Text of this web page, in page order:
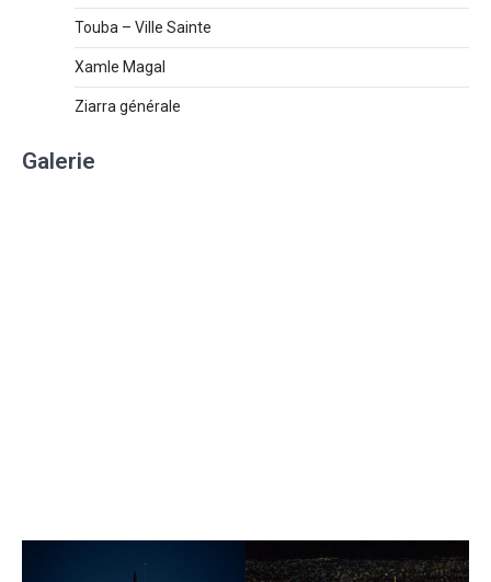
Touba – Ville Sainte
Xamle Magal
Ziarra générale
Galerie